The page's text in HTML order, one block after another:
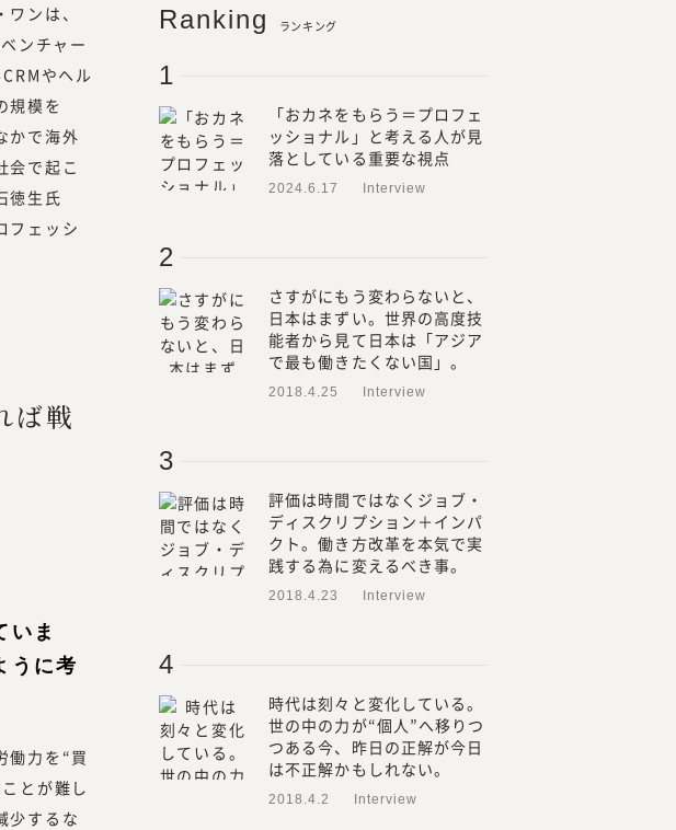
した。
スに登録いただいているプロフェッショナル人
た。国内最大級のプロフェッショナル人材のた
ムとして、多くのプロフェッショナル人材の働
ロフェッショナル人材の採用・活用を見てきた
ットな目線で「本当に必要とされる情報」を提
っております。
る情報」を提供するためには、われわれが欲し
ではなく、読者の目線で調査・研究をした情報
ります。
方を実践したり、新規事業、人的資本経営／リ
ナビリティ等、かつてないものを創る「挑戦
で活動するには、みらいワークス総合研究所に
、執筆者、われわれ自身も「挑戦者」である必
われ自身も「挑戦者」であり続け、企画する内
信する情報と、10年先、20年先を見据えた、読
報を発信していきたいと考えています。
ンは、
ンチャー
やヘル
規模を
かで海外
会で起こ
徳生氏
フェッシ
ば戦
いま
うに考
働力を“買
とが難し
少するな
Ranking ランキング
「おカネをもらう＝プロフェ
ッショナル」と考える人が見
落としている重要な視点
2024.6.17 Interview
さすがにもう変わらないと、
日本はまずい。世界の高度技
能者から見て日本は「アジア
で最も働きたくない国」。
2018.4.25 Interview
評価は時間ではなくジョブ・
ディスクリプション＋インパ
クト。働き方改革を本気で実
践する為に変えるべき事。
2018.4.23 Interview
時代は刻々と変化している。
世の中の力が“個人”へ移りつ
つある今、昨日の正解が今日
は不正解かもしれない。
2018.4.2 Interview